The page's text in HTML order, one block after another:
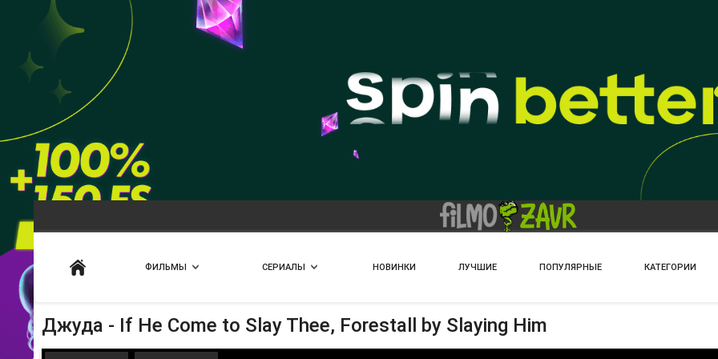
ФИЛЬМЫ СЕРИАЛЫ НОВИНКИ ЛУЧШИЕ ПОПУЛЯРНЫЕ КАТЕГОРИИ
Джуда - If He Come to Slay Thee, Forestall by Slaying Him